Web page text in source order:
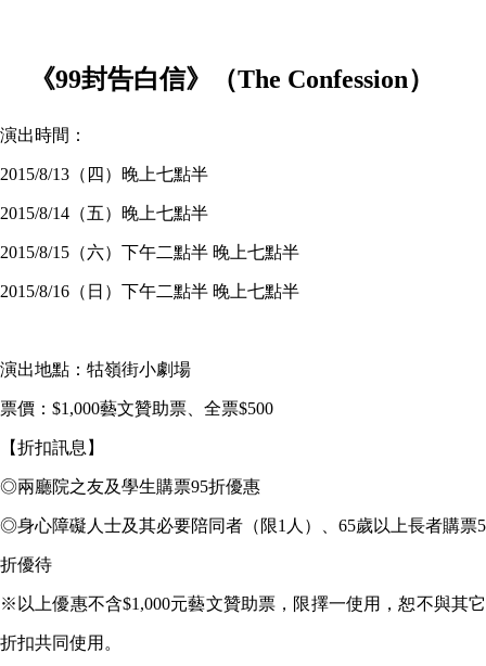
《99封告白信》（The Confession）
演出時間：
2015/8/13（四）晚上七點半
2015/8/14（五）晚上七點半
2015/8/15（六）下午二點半 晚上七點半
2015/8/16（日）下午二點半 晚上七點半
演出地點：牯嶺街小劇場
票價：$1,000藝文贊助票、全票$500
【折扣訊息】
◎兩廳院之友及學生購票95折優惠
◎身心障礙人士及其必要陪同者（限1人）、65歲以上長者購票5
折優待
※以上優惠不含$1,000元藝文贊助票，限擇一使用，恕不與其它
折扣共同使用。